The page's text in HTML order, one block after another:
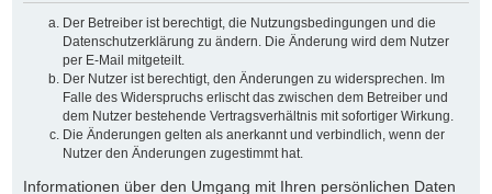
Der Betreiber ist berechtigt, die Nutzungsbedingungen und die
Datenschutzerklärung zu ändern. Die Änderung wird dem Nutzer
per E-Mail mitgeteilt.
Der Nutzer ist berechtigt, den Änderungen zu widersprechen. Im
Falle des Widerspruchs erlischt das zwischen dem Betreiber und
dem Nutzer bestehende Vertragsverhältnis mit sofortiger Wirkung.
Die Änderungen gelten als anerkannt und verbindlich, wenn der
Nutzer den Änderungen zugestimmt hat.
Informationen über den Umgang mit Ihren persönlichen Daten